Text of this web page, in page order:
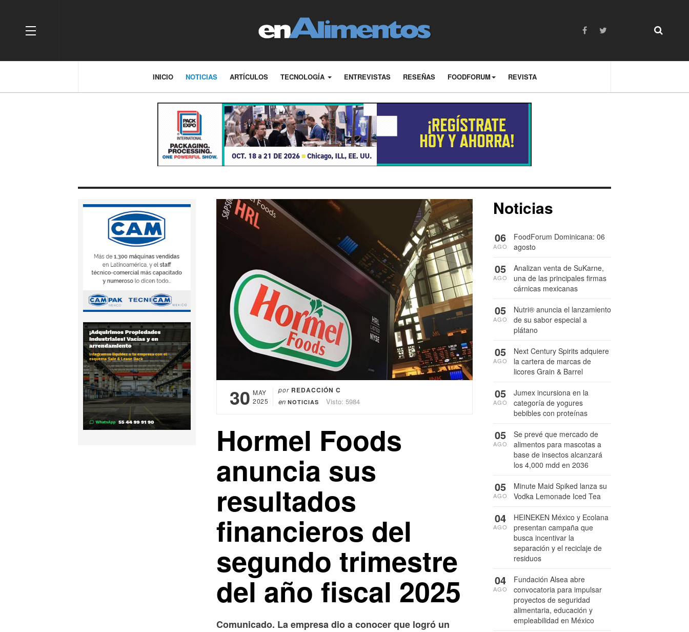
OFF CANVAS
INICIO NOTICIAS ARTÍCULOS TECNOLOGÍA ENTREVISTAS RESEÑAS FOODFORUM REVISTA
30 MAY
2025
por REDACCIÓN C
en NOTICIAS Visto: 5984
Hormel Foods
anuncia sus
resultados
financieros del
segundo trimestre
del año fiscal 2025
Comunicado. La empresa dio a conocer que logró un
Noticias
FoodForum Dominicana: 06
agosto
06
AGO
Analizan venta de SuKarne,
una de las principales firmas
cárnicas mexicanas
05
AGO
Nutri® anuncia el lanzamiento
de su sabor especial a
plátano
05
AGO
Next Century Spirits adquiere
la cartera de marcas de
licores Grain & Barrel
05
AGO
Jumex incursiona en la
categoría de yogures
bebibles con proteínas
05
AGO
Se prevé que mercado de
alimentos para mascotas a
base de insectos alcanzará
los 4,000 mdd en 2036
05
AGO
Minute Maid Spiked lanza su
Vodka Lemonade Iced Tea
05
AGO
HEINEKEN México y Ecolana
presentan campaña que
busca incentivar la
separación y el reciclaje de
residuos
04
AGO
Fundación Alsea abre
convocatoria para impulsar
proyectos de seguridad
alimentaria, educación y
empleabilidad en México
04
AGO